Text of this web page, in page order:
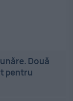
Două
pentru